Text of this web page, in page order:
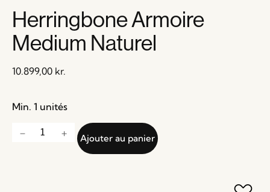
Herringbone Armoire
Medium Naturel
10.899,00 kr.
Min. 1 unités
Ajouter au panier